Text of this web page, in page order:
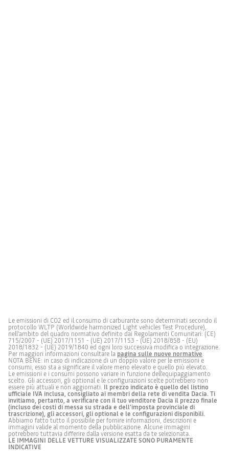
Le emissioni di CO2 ed il consumo di carburante sono determinati secondo il
protocollo WLTP (Worldwide harmonized Light vehicles Test Procedure),
nell’ambito del quadro normativo definito dai Regolamenti Comunitari: (CE)
715/2007 - (UE) 2017/1151 - (UE) 2017/1153 - (UE) 2018/858 - (EU)
2018/1832 - (UE) 2019/1840 ed ogni loro successiva modifica o integrazione.
Per maggiori informazioni consultare la pagina sulle nuove normative.
NOTA BENE: in caso di indicazione di un doppio valore per le emissioni e
consumi, esso sta a significare il valore meno elevato e quello più elevato.
Le emissioni e i consumi possono variare in funzione dell'equipaggiamento
scelto. Gli accessori, gli optional e le configurazioni scelte potrebbero non
essere più attuali e non aggiornati. Il prezzo indicato è quello del listino
ufficiale IVA inclusa, consigliato ai membri della rete di vendita Dacia. Ti
invitiamo, pertanto, a verificare con il tuo venditore Dacia il prezzo finale
(incluso dei costi di messa su strada e dell’imposta provinciale di
trascrizione), gli accessori, gli optional e le configurazioni disponibili.
Abbiamo fatto tutto il possibile per fornire informazioni, descrizioni e
immagini valide al momento della pubblicazione. Alcune immagini
potrebbero tuttavia differire dalla versione esatta da te selezionata.
LE IMMAGINI DELLE VETTURE VISUALIZZATE SONO PURAMENTE
INDICATIVE